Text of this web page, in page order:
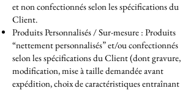
et non confectionnés selon les spécifications du
Client.
Produits Personnalisés / Sur-mesure : Produits
“nettement personnalisés” et/ou confectionnés
selon les spécifications du Client (dont gravure,
modification, mise à taille demandée avant
expédition, choix de caractéristiques entraînant